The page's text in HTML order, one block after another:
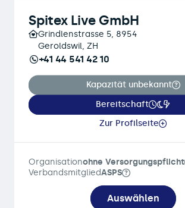
Spitex Live GmbH
Grindlenstrasse 5, 8954
Geroldswil, ZH
+41 44 541 42 10
Kapazität unbekannt
Bereitschaft
Zur Profilseite
Organisationohne Versorgungspflicht
VerbandsmitgliedASPS
Auswählen